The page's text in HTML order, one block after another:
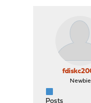
Newbie
Posts